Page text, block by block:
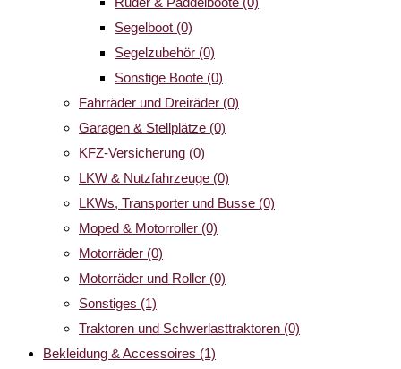
Segelboot (0)
Segelzubehör (0)
Sonstige Boote (0)
Fahrräder und Dreiräder (0)
Garagen & Stellplätze (0)
KFZ-Versicherung (0)
LKW & Nutzfahrzeuge (0)
LKWs, Transporter und Busse (0)
Moped & Motorroller (0)
Motorräder (0)
Motorräder und Roller (0)
Sonstiges (1)
Traktoren und Schwerlasttraktoren (0)
Bekleidung & Accessoires (1)